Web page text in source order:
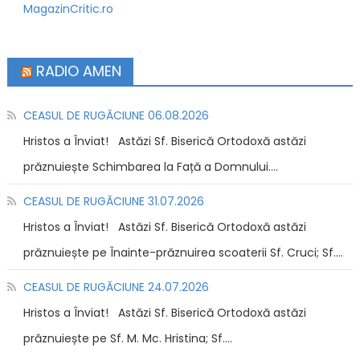
MagazinCritic.ro
RADIO AMEN
CEASUL DE RUGĂCIUNE 06.08.2026
Hristos a Înviat! Astăzi Sf. Biserică Ortodoxă astăzi
prăznuiește Schimbarea la Față a Domnului....
CEASUL DE RUGĂCIUNE 31.07.2026
Hristos a Înviat! Astăzi Sf. Biserică Ortodoxă astăzi
prăznuiește pe Înainte-prăznuirea scoaterii Sf. Cruci; Sf....
CEASUL DE RUGĂCIUNE 24.07.2026
Hristos a Înviat! Astăzi Sf. Biserică Ortodoxă astăzi
prăznuiește pe Sf. M. Mc. Hristina; Sf....